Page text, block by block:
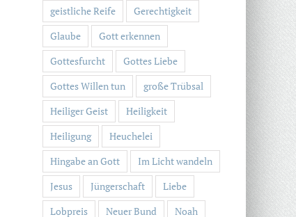
geistliche Reife
Gerechtigkeit
Glaube
Gott erkennen
Gottesfurcht
Gottes Liebe
Gottes Willen tun
große Trübsal
Heiliger Geist
Heiligkeit
Heiligung
Heuchelei
Hingabe an Gott
Im Licht wandeln
Jesus
Jüngerschaft
Liebe
Lobpreis
Neuer Bund
Noah